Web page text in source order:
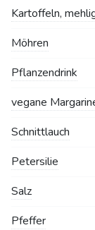
Kartoffeln,
Möhren
Pflanzendrink
vegane
Schnittlauch
Petersilie
Salz
Pfeffer